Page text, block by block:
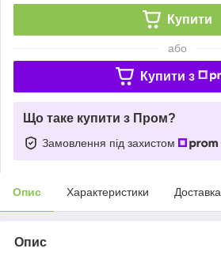
Купити
або
Купити з
Що таке купити з Пром?
Замовлення під захистом
Опис Характеристики Доставка
Опис